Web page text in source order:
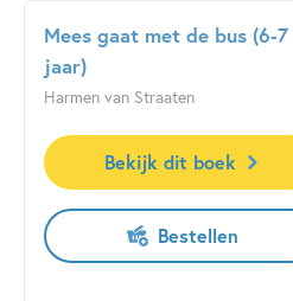
Mees gaat met de bus (6-7
jaar)
Harmen van Straaten
Bekijk dit boek
Bestellen